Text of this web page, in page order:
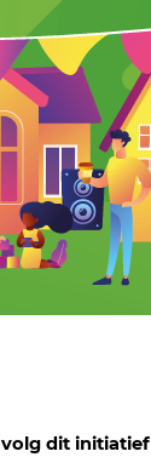
volg dit initiatief